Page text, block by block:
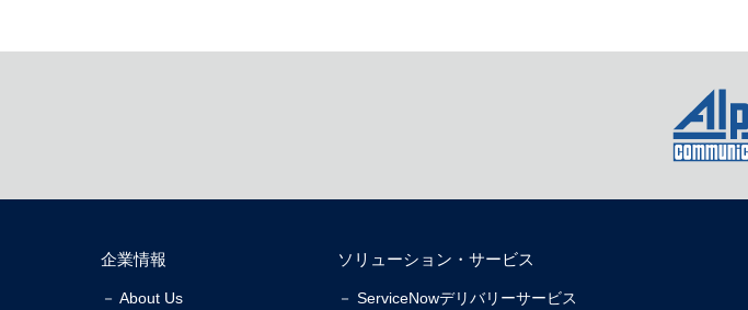
企業情報
－ About Us
ソリューション・サービス
－ ServiceNowデリバリーサービス